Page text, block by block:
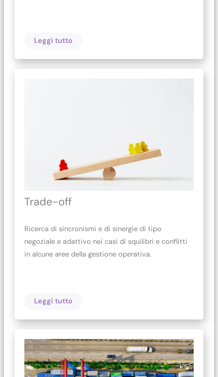
Leggi tutto
Trade-off
Ricerca di sincronismi e di sinergie di tipo
negoziale e adattivo nei casi di squilibri e conflitti
in alcune aree della gestione operativa.
Leggi tutto